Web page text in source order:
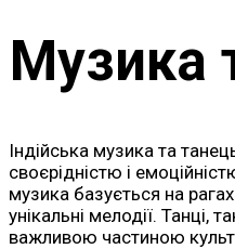
Музика
Індійська музика та
своєрідністю і
музика базується на
унікальні мелодії. Танці,
важливою частиною